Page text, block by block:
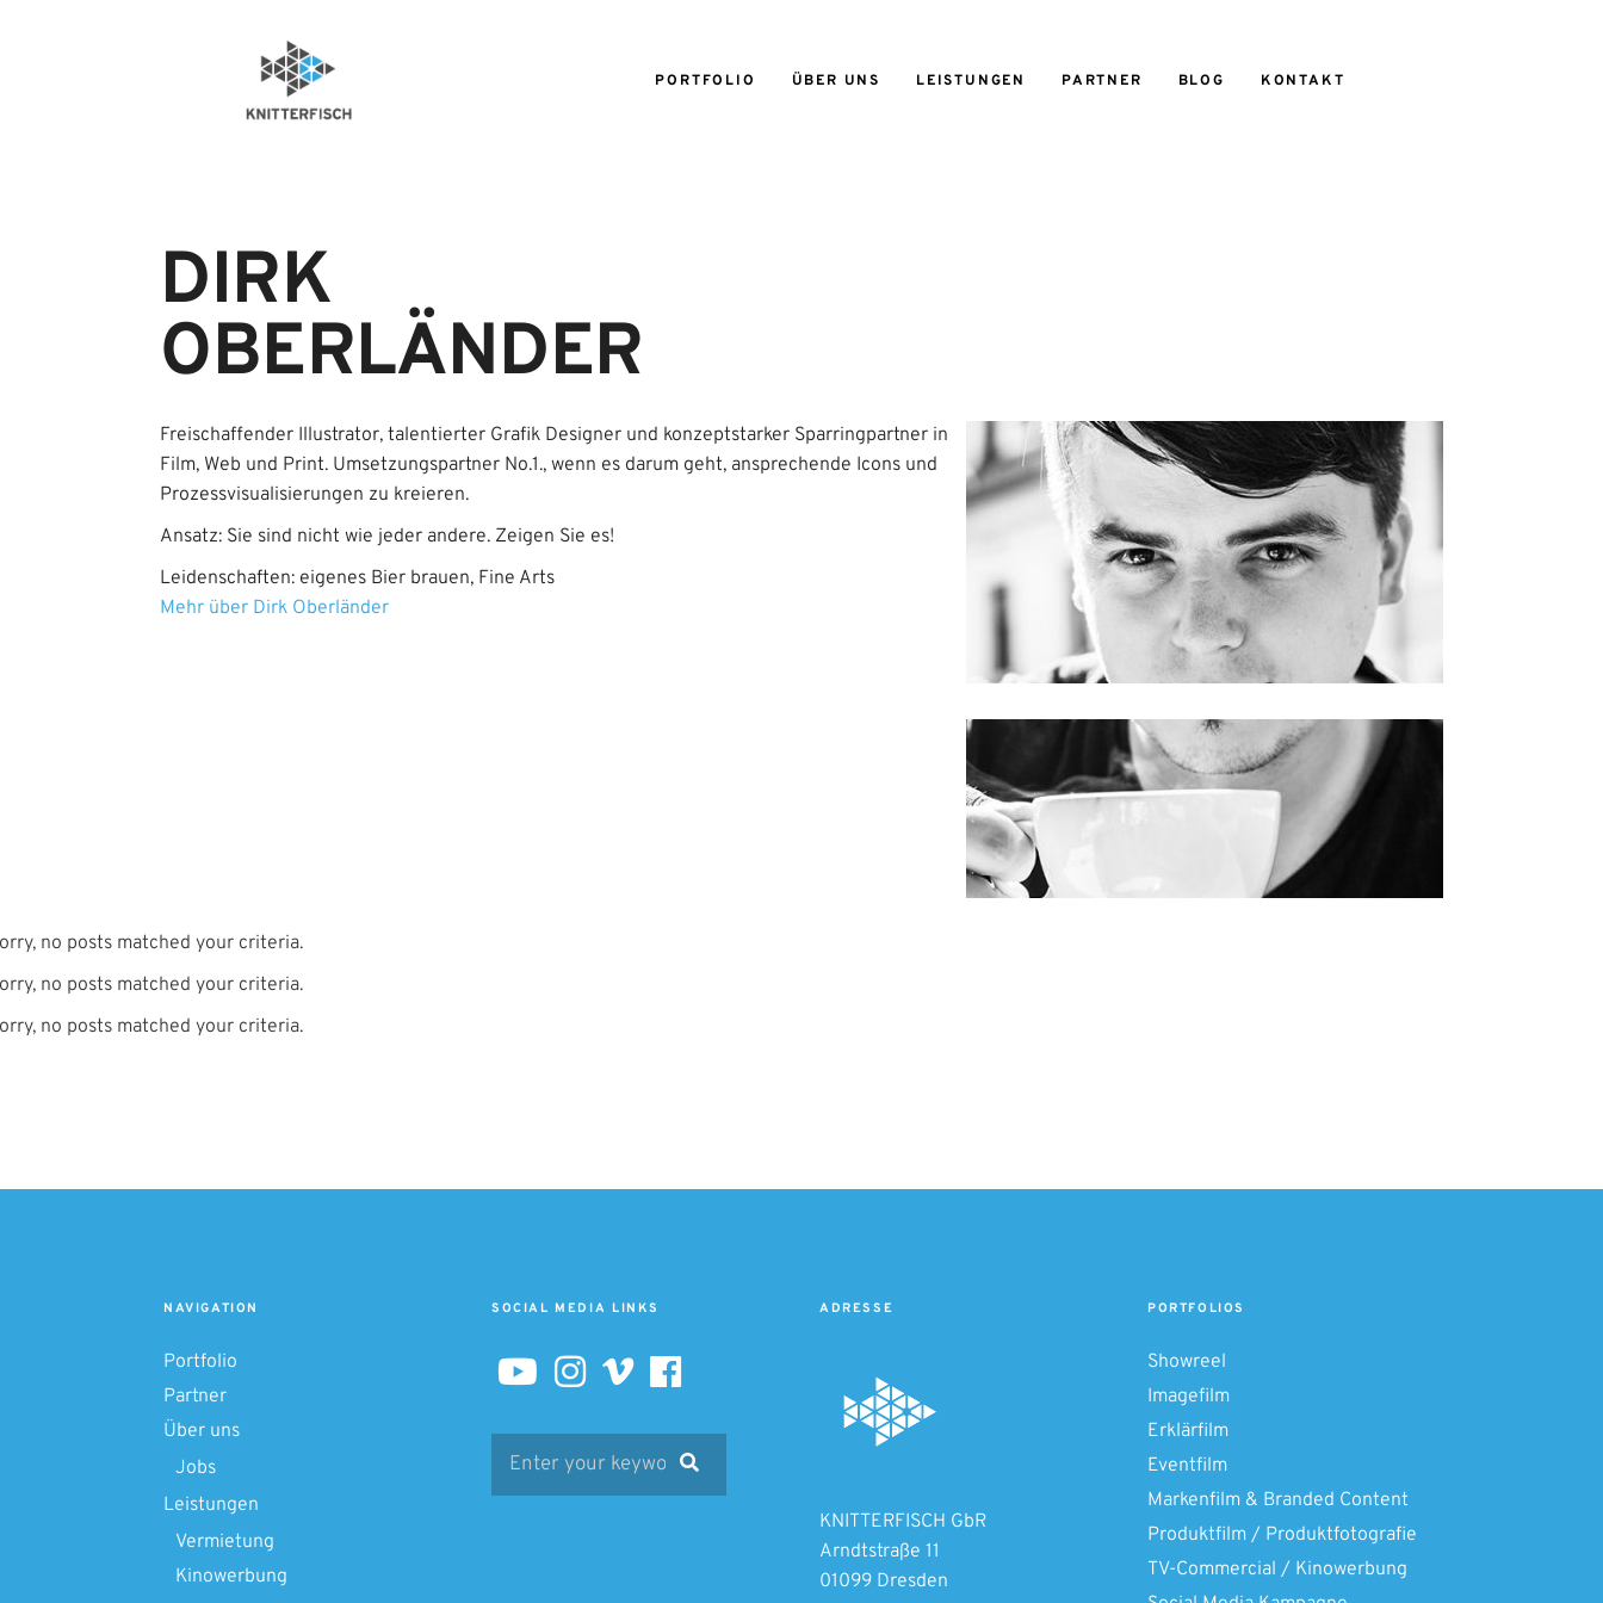
PORTFOLIO ÜBER UNS LEISTUNGEN PARTNER BLOG KONTAKT
DIRK
OBERLÄNDER
Freischaffender Illustrator, talentierter Grafik Designer und konzeptstarker Sparringpartner in
Film, Web und Print. Umsetzungspartner No.1., wenn es darum geht, ansprechende Icons und
Prozessvisualisierungen zu kreieren.
Ansatz: Sie sind nicht wie jeder andere. Zeigen Sie es!
Leidenschaften: eigenes Bier brauen, Fine Arts
Mehr über Dirk Oberländer
no posts matched your criteria.
no posts matched your criteria.
no posts matched your criteria.
NAVIGATION
Portfolio
Partner
Über uns
Jobs
Leistungen
Vermietung
Kinowerbung
SOCIAL MEDIA LINKS
for:
ADRESSE
KNITTERFISCH GbR
Arndtstraße 11
01099 Dresden
PORTFOLIOS
Showreel
Imagefilm
Erklärfilm
Eventfilm
Markenfilm & Branded Content
Produktfilm / Produkt­fotografie
TV-Commercial / Kinowerbung